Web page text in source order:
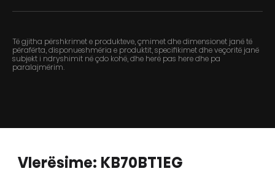
Të gjitha përshkrimet e produkteve, çmimet dhe dimensionet janë të
përafërta, disponueshmëria e produktit, specifikimet dhe veçoritë janë
subjekt i ndryshimit në çdo kohë, dhe herë pas here dhe pa
paralajmërim.
Vlerësime: KB70BT1EG